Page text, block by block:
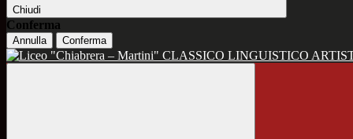
Chiudi
Conferma
Annulla Conferma
CLASSICO LINGUISTICO